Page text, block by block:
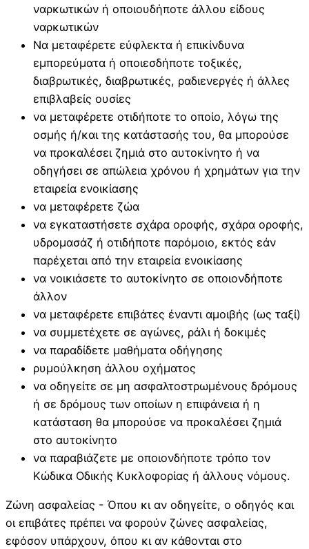
ναρκωτικών ή οποιουδήποτε άλλου είδους
ναρκωτικών
Να μεταφέρετε εύφλεκτα ή επικίνδυνα
εμπορεύματα ή οποιεσδήποτε τοξικές,
διαβρωτικές, διαβρωτικές, ραδιενεργές ή άλλες
επιβλαβείς ουσίες
να μεταφέρετε οτιδήποτε το οποίο, λόγω της
οσμής ή/και της κατάστασής του, θα μπορούσε
να προκαλέσει ζημιά στο αυτοκίνητο ή να
οδηγήσει σε απώλεια χρόνου ή χρημάτων για την
εταιρεία ενοικίασης
να μεταφέρετε ζώα
να εγκαταστήσετε σχάρα οροφής, σχάρα οροφής,
υδρομασάζ ή οτιδήποτε παρόμοιο, εκτός εάν
παρέχεται από την εταιρεία ενοικίασης
να νοικιάσετε το αυτοκίνητο σε οποιονδήποτε
άλλον
να μεταφέρετε επιβάτες έναντι αμοιβής (ως ταξί)
να συμμετέχετε σε αγώνες, ράλι ή δοκιμές
να παραδίδετε μαθήματα οδήγησης
ρυμούλκηση άλλου οχήματος
να οδηγείτε σε μη ασφαλτοστρωμένους δρόμους
ή σε δρόμους των οποίων η επιφάνεια ή η
κατάσταση θα μπορούσε να προκαλέσει ζημιά
στο αυτοκίνητο
να παραβιάζετε με οποιονδήποτε τρόπο τον
Κώδικα Οδικής Κυκλοφορίας ή άλλους νόμους.
Ζώνη ασφαλείας - Όπου κι αν οδηγείτε, ο οδηγός και
οι επιβάτες πρέπει να φορούν ζώνες ασφαλείας,
εφόσον υπάρχουν, όπου κι αν κάθονται στο